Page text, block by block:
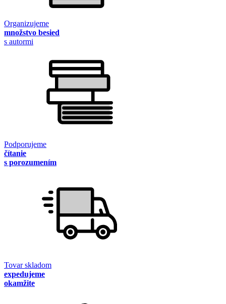
Organizujeme
množstvo besied
s autormi
Podporujeme
čítanie
s porozumením
Tovar skladom
expedujeme
okamžite